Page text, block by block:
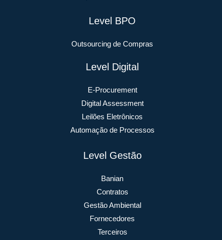
Level BPO
Outsourcing de Compras
Level Digital
E-Procurement
Digital Assessment
Leilões Eletrônicos
Automação de Processos
Level Gestão
Banian
Contratos
Gestão Ambiental
Fornecedores
Terceiros